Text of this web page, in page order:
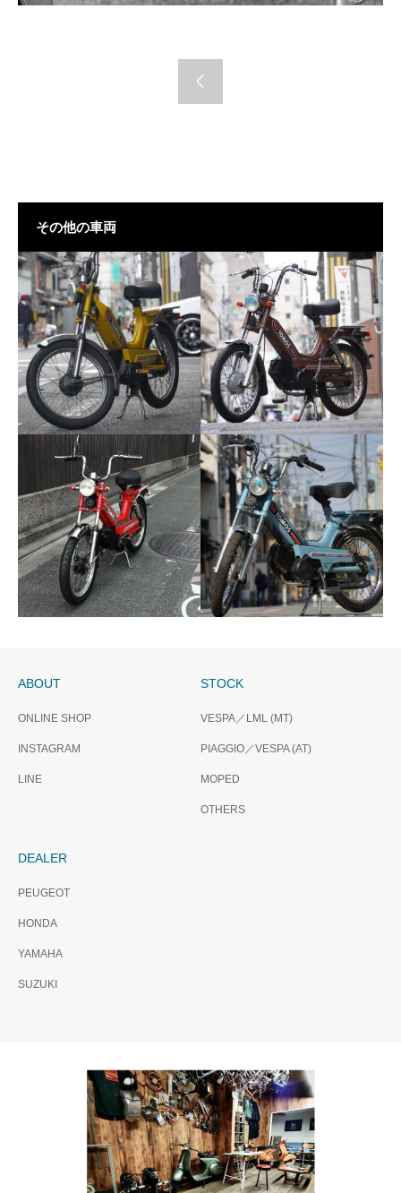
その他の車両
TOMOS ClassicⅠ
THX SOLD
OUT….TOMOS Classic 1
OUT…..TOMOS
ABOUT
ONLINE SHOP
INSTAGRAM
LINE
STOCK
VESPA／LML (MT)
PIAGGIO／VESPA (AT)
MOPED
OTHERS
DEALER
PEUGEOT
HONDA
YAMAHA
SUZUKI